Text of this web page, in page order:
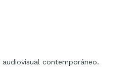
contemporáneo.